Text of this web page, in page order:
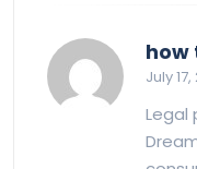
how
July
Legal